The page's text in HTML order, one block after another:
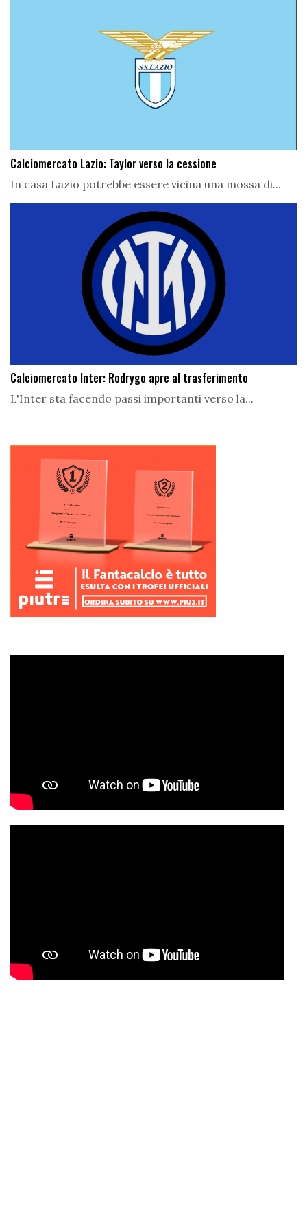
Calciomercato Lazio: Taylor verso la cessione
In casa Lazio potrebbe essere vicina una mossa di...
Calciomercato Inter: Rodrygo apre al trasferimento
L'Inter sta facendo passi importanti verso la...